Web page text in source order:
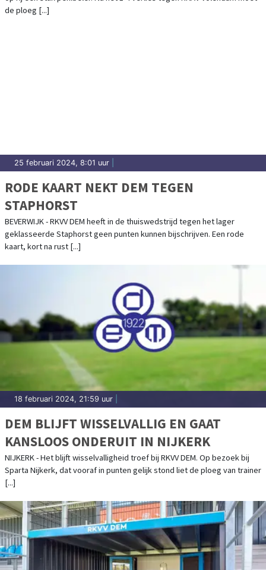
de ploeg [...]
25 februari 2024, 8:01 uur
RODE KAART NEKT DEM TEGEN
STAPHORST
BEVERWIJK - RKVV DEM heeft in de thuiswedstrijd tegen het lager
geklasseerde Staphorst geen punten kunnen bijschrijven. Een rode
kaart, kort na rust [...]
18 februari 2024, 21:59 uur
DEM BLIJFT WISSELVALLIG EN GAAT
KANSLOOS ONDERUIT IN NIJKERK
NIJKERK - Het blijft wisselvalligheid troef bij RKVV DEM. Op bezoek bij
Sparta Nijkerk, dat vooraf in punten gelijk stond liet de ploeg van trainer
[...]